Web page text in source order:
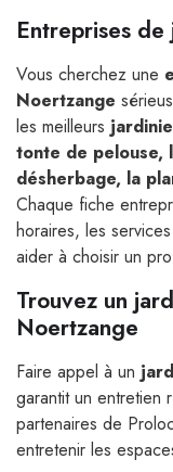
Entreprises
Vous cherchez une
Noertzange
les meilleurs
tonte de pelouse,
désherbage, la
Chaque fiche
horaires, les
aider à choisir un
Trouvez un
Noertzange
Faire appel à un
garantit un entretien
partenaires de
entretenir les